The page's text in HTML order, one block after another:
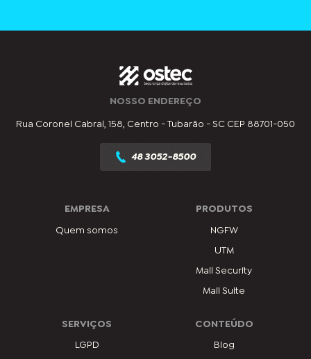
NOSSO ENDEREÇO
Rua Coronel Cabral, 158, Centro - Tubarão - SC CEP 88701-050
48 3052-8500
EMPRESA
Quem somos
PRODUTOS
NGFW
UTM
Mail Security
Mail Suite
SERVIÇOS
LGPD
CONTEÚDO
Blog